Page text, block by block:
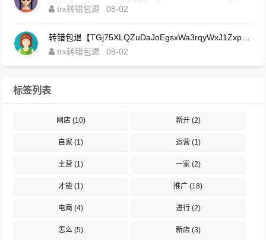
trx转错包退
08-02
trx转错包退
08-02
标签列表
网店(10) 新开(2)
自家 (1) 运营 (1)
主营 (1) 一家(2)
才能 (1) 推广 (18)
电商 (4) 进行(2)
怎么 (5) 新店(3)